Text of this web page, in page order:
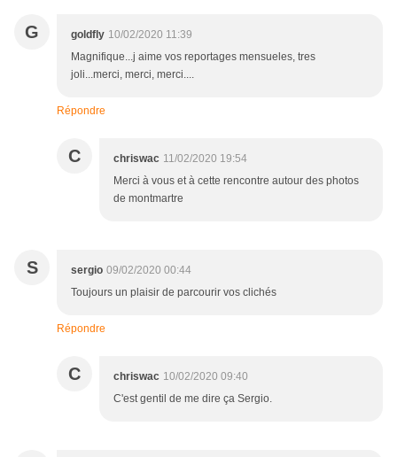
G goldfly 10/02/2020 11:39
Magnifique...j aime vos reportages mensueles, tres
joli...merci, merci, merci....
Répondre
C chriswac 11/02/2020 19:54
Merci à vous et à cette rencontre autour des photos
de montmartre
S sergio 09/02/2020 00:44
Toujours un plaisir de parcourir vos clichés
Répondre
C chriswac 10/02/2020 09:40
C'est gentil de me dire ça Sergio.